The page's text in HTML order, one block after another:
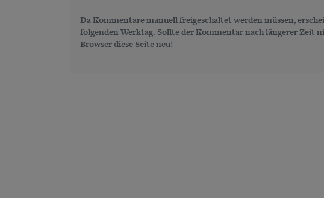
Da Kommentare manuell freigeschaltet werden müssen,
folgenden Werktag. Sollte der Kommentar nach längerer Zeit
Browser diese Seite neu!